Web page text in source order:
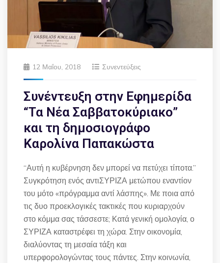
12 Μαΐου, 2018 Συνεντεύξεις
Συνέντευξη στην Εφημερίδα
“Τα Νέα Σαββατοκύριακο”
και τη δημοσιογράφο
Καρολίνα Παπακώστα
“Αυτή η κυβέρνηση δεν μπορεί να πετύχει τίποτα.”
Συγκρότηση ενός αντιΣΥΡΙΖΑ μετώπου εναντίον
του μότο «πρόγραμμα αντί λάσπης». Με ποια από
τις δυο προεκλογικές τακτικές που κυριαρχούν
στο κόμμα σας τάσσεστε; Κατά γενική ομολογία, ο
ΣΥΡΙΖΑ καταστρέφει τη χώρα. Στην οικονομία,
διαλύοντας τη μεσαία τάξη και
υπερφορολογώντας τους πάντες. Στην κοινωνία,